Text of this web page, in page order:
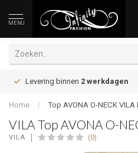
MENU
Levering binnen 2 werkdagen
Home / Top AVONA O-NECK VILA
VILA Top AVONA O-
VILA (0)